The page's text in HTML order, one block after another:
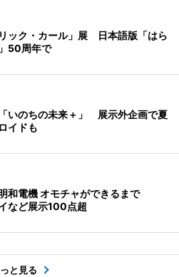
ック・カール」展 日本語版「はら
50周年で
いのちの未来＋」 展示外企画で夏
イドも
和電機 オモチャができるまで
など展示100点超
と見る